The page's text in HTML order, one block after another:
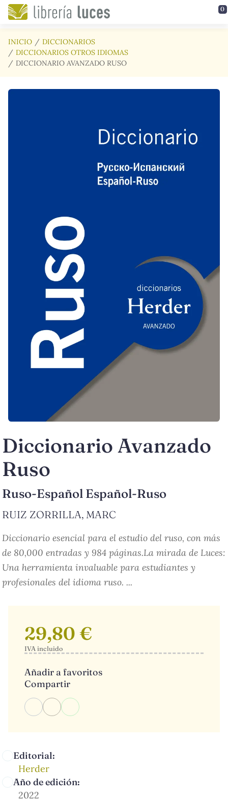
Saltar al contenido principal 0
INICIO
DICCIONARIOS
DICCIONARIOS OTROS IDIOMAS
DICCIONARIO AVANZADO RUSO
Diccionario Avanzado
Ruso
Ruso-Español Español-Ruso
RUIZ ZORRILLA, MARC
Diccionario esencial para el estudio del ruso, con más
de 80,000 entradas y 984 páginas.La mirada de Luces:
Una herramienta invaluable para estudiantes y
profesionales del idioma ruso. ...
Editorial:
Herder
Año de edición:
2022
29,80 €
IVA incluido
Añadir a favoritos
Compartir